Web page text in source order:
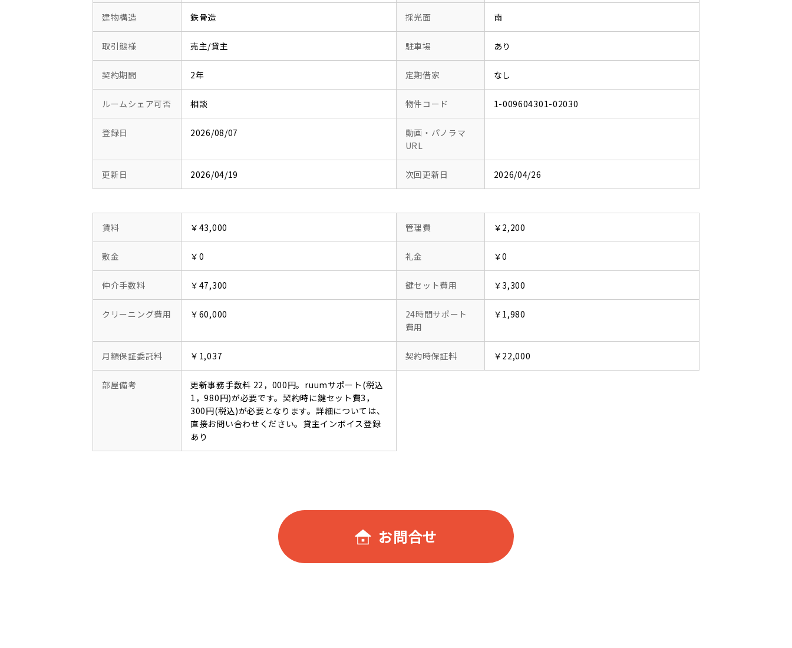
建物構造 鉄骨造 採光面 南
取引態様 売主/貸主 駐車場 あり
契約期間 2年 定期借家 なし
ルームシェア可否 相談 物件コード 1-009604301-02030
登録日 2026/08/07
動画・パノラマ
URL
更新日 2026/04/19 次回更新日 2026/04/26
賃料 ￥43,000 管理費 ￥2,200
敷金 ￥0 礼金 ￥0
仲介手数料 ￥47,300 鍵セット費用 ￥3,300
クリーニング費用 ￥60,000
24時間サポート
費用
￥1,980
月額保証委託料 ￥1,037 契約時保証料 ￥22,000
部屋備考
更新事務手数料 22，000円。ruumサポート(税込
1，980円)が必要です。契約時に鍵セット費3，
300円(税込)が必要となります。詳細については、
直接お問い合わせください。貸主インボイス登録
あり
お問合せ